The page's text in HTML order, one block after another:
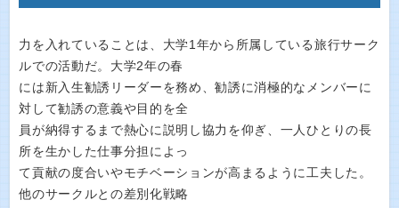
力を入れていることは、大学1年から所属している旅行サーク
ルでの活動だ。大学2年の春
には新入生勧誘リーダーを務め、勧誘に消極的なメンバーに
対して勧誘の意義や目的を全
員が納得するまで熱心に説明し協力を仰ぎ、一人ひとりの長
所を生かした仕事分担によっ
て貢献の度合いやモチベーションが高まるように工夫した。
他のサークルとの差別化戦略